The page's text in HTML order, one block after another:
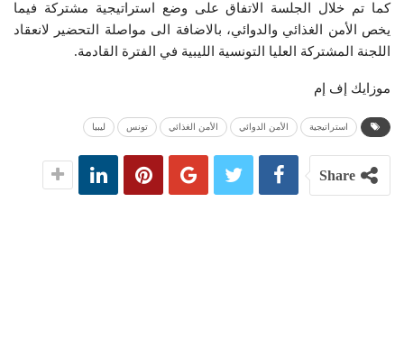
كما تم خلال الجلسة الاتفاق على وضع استراتيجية مشتركة فيما
يخص الأمن الغذائي والدوائي، بالاضافة الى مواصلة التحضير لانعقاد
اللجنة المشتركة العليا التونسية الليبية في الفترة القادمة.
موزايك إف إم
استراتيجية الأمن الدوائي الأمن الغذائي تونس ليبيا
Share